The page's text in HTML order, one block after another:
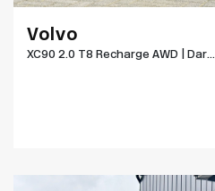
Volvo
XC90 2.0 T8 Recharge AWD | Dar...